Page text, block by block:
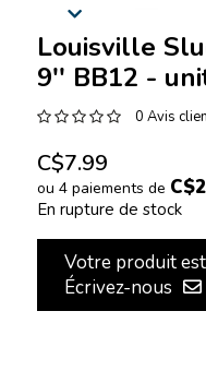
Louisville
9'' BB12 -
0 Avis
C$7.99
ou 4 paiements de
En rupture de stock
Votre produit
Écrivez-nous